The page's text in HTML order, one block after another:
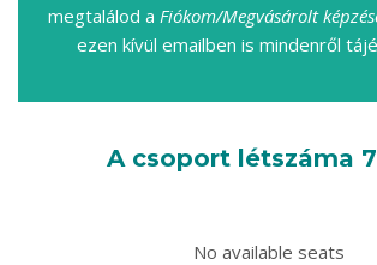
megtalálod a Fiókom/Megvásárolt
ezen kívül emailben is mindenről
A csoport létszáma
No available seats